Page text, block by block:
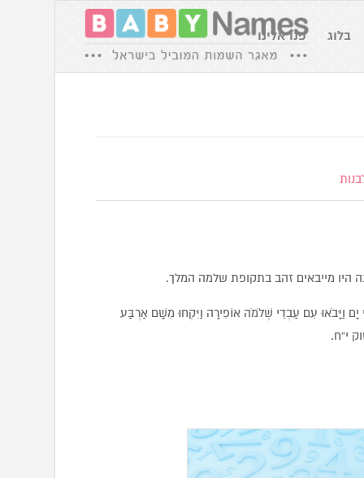
בלוג פנו אלינו
היו מייבאים זהב בתקופת שלמה המלך.
יָם וַיָּבֹאוּ עִם עַבְדֵי שְׁלֹמֹה אוֹפִירָה וַיִּקְחוּ מִשָּׁם אַרְבַּע
י”ח.